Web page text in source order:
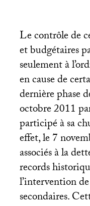
Le contrôle de
et budgétaires
seulement à
en cause de
dernière phase
octobre 2011
participé à sa
effet, le 7
associés à la
records
l’intervention
secondaires.